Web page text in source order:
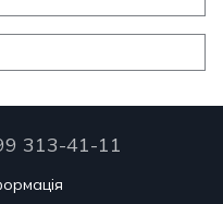
313-41-11